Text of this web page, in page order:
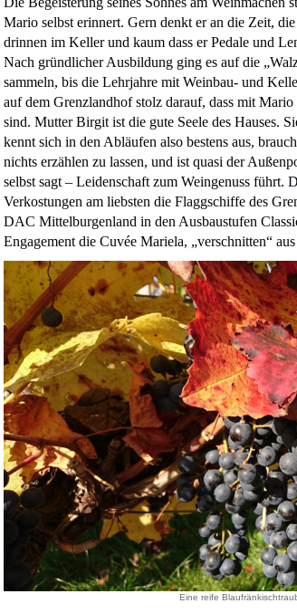
Mario selbst erinnert. Gern denkt er an die Zeit,
drinnen im Keller und kaum dass er Pedale und
Nach gründlicher Ausbildung ging es auf die
sammeln, bis die Lehrjahre mit Weinbau- und
auf dem Grenzlandhof stolz darauf, dass mit
sind. Mutter Birgit ist die gute Seele des Hauses.
kennt sich in den Abläufen also bestens aus,
nichts erzählen zu lassen, und ist quasi der
selbst sagt – Leidenschaft zum Weingenuss führt.
Verkostungen am liebsten die Flaggschiffe des
DAC Mittelburgenland in den Ausbaustufen
Engagement die Cuvée Mariela, „verschnitten“
Eine reife